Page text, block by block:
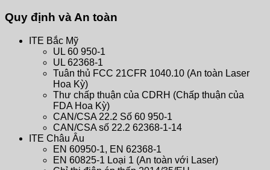
Quy định và An toàn
ITE Bắc Mỹ
UL 60 950-1
UL 62368-1
Tuân thủ FCC 21CFR 1040.10 (An toàn Laser
Hoa Kỳ)
Thư chấp thuận của CDRH (Chấp thuận của
FDA Hoa Kỳ)
CAN/CSA 22.2 Số 60 950-1
CAN/CSA số 22.2 62368-1-14
ITE Châu Âu
EN 60950-1, EN 62368-1
EN 60825-1 Loại 1 (An toàn với Laser)